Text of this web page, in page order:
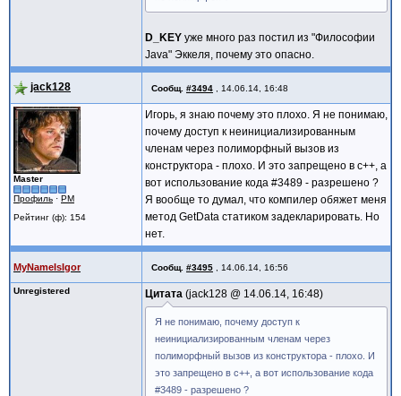
D_KEY уже много раз постил из "Философии
Java" Эккеля, почему это опасно.
jack128 Сообщ. #3494 14.06.14, 16:48
Master
Профиль · PM
Рейтинг (ф): 154
Игорь, я знаю почему это плохо. Я не понимаю,
почему доступ к неинициализированным
членам через полиморфный вызов из
конструктора - плохо. И это запрещено в с++, а
вот использование кода #3489 - разрешено ?
Я вообще то думал, что компилер обяжет меня
метод GetData статиком задекларировать. Но
нет.
MyNameIsIgor Сообщ. #3495 14.06.14, 16:56
Unregistered Цитата jack128 @ 14.06.14, 16:48
Я не понимаю, почему доступ к
неинициализированным членам через
полиморфный вызов из конструктора - плохо. И
это запрещено в с++, а вот использование кода
#3489 - разрешено ?